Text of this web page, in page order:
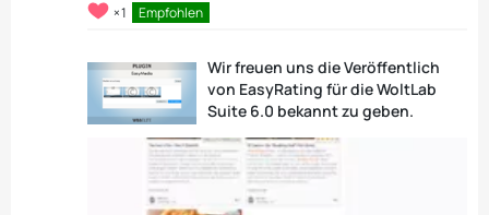
1 Empfohlen
Wir freuen uns die Veröffentlich
von EasyRating für die WoltLab
Suite 6.0 bekannt zu geben.